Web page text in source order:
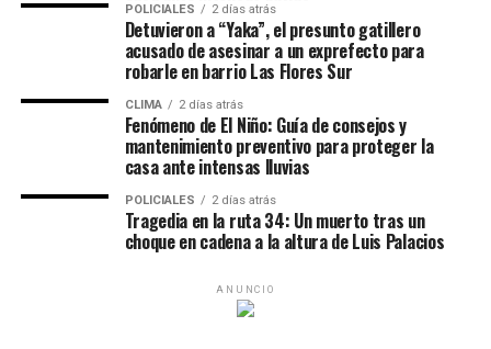
estacionaron en la banquina y apagaron las luces del
vehículo policial.
En ese contexto, uno de los agentes se trasladó al
asiento trasero y consumó el abuso sexual mediante el
uso de la fuerza. La agresión se vio interrumpida por una
Posteriormente, los efectivos llevaron a la joven hasta
su vivienda y la amenazaron para evitar que denunciara
(Los detalles complementarios del hecho y los datos de la
POLICIALES 2 días atrás
Detuvieron a “Yaka”, el presunto gatillero
acusado de asesinar a un exprefecto para
robarle en barrio Las Flores Sur
CLIMA 2 días atrás
Fenómeno de El Niño: Guía de consejos y
mantenimiento preventivo para proteger la
casa ante intensas lluvias
POLICIALES 2 días atrás
Tragedia en la ruta 34: Un muerto tras un
choque en cadena a la altura de Luis Palacios
ANUNCIO